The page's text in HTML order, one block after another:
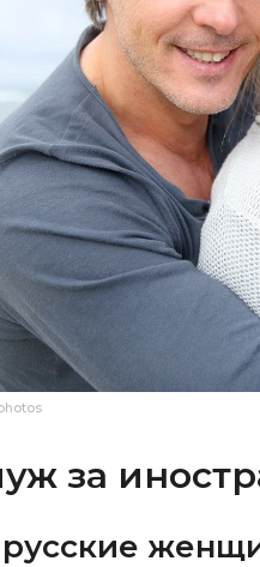
за
русские